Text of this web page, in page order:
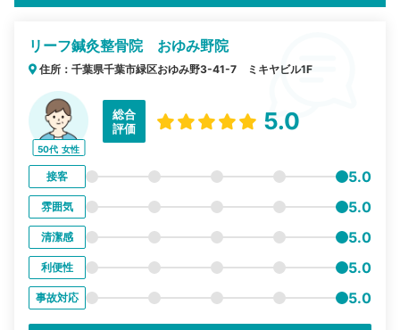
リーフ鍼灸整骨院 おゆみ野院
住所：千葉県千葉市緑区おゆみ野3-41-7 ミキヤビル1F
50代 女性
総合
評価
5.0
接客 5.0
雰囲気 5.0
清潔感 5.0
利便性 5.0
事故対応 5.0